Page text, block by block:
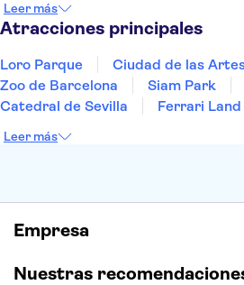
Bilbao
Menorca Granada
Leer más
Atracciones principales
Loro Parque
Ciudad de las
Zoo de Barcelona
Siam Park
Catedral de Sevilla
Ferrari Land
Montserrat
Parque Warner
Leer más
Empresa
Nuestras